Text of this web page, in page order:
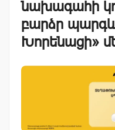
նախագահի
բարձր
Խորենացի»